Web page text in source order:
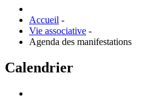
Accueil -
Vie associative -
Agenda des manifestations
Calendrier